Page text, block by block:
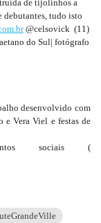
de tijolinhos a
debutantes, tudo isto
@celsovick (11)
do Sul| fotógrafo
desenvolvido com
e Vera Viel e festas de
sociais (